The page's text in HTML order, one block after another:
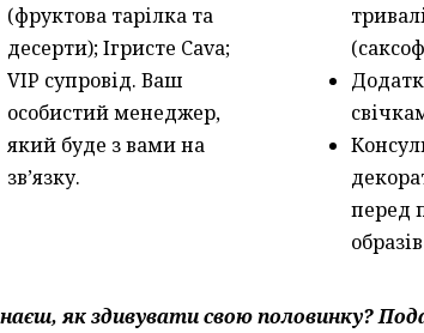
(фруктова тарілка та
десерти); Ігристе Cava;
VIP супровід. Ваш
особистий менеджер,
який буде з вами на
зв’язку.
перед
як здивувати свою половинку?